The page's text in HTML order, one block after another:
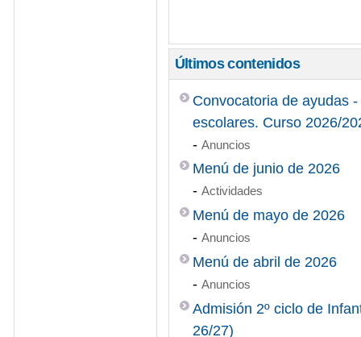
Últimos contenidos
Convocatoria de ayudas
escolares. Curso 2026/
- Anuncios
Menú de junio de 2026
- Actividades
Menú de mayo de 2026
- Anuncios
Menú de abril de 2026
- Anuncios
Admisión 2º ciclo de
26/27)